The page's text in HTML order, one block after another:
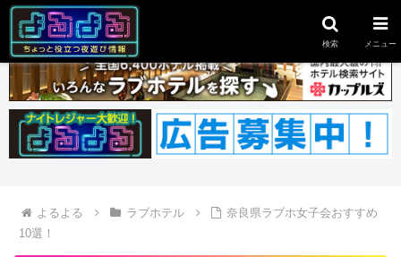
よるよる ラブホテル
奈良県ラブホ女子会おすすめ
10選！
検索 メニュー